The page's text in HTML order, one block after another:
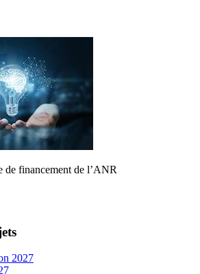
de financement de l’ANR
2027